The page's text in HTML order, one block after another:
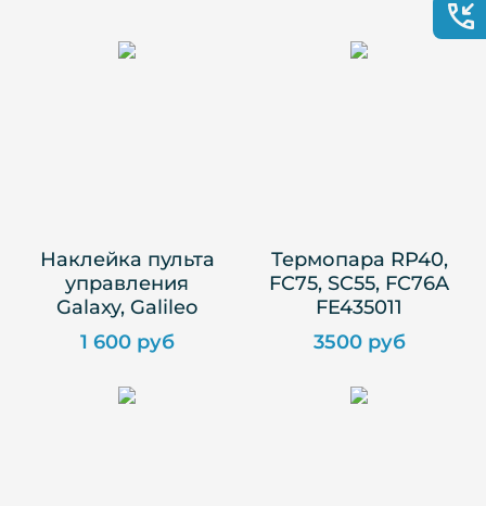
Наклейка пульта
управления
Galaxy, Galileo
1 600 руб
Термопара RP40,
FC75, SC55, FC76A
FE435011
3500 руб